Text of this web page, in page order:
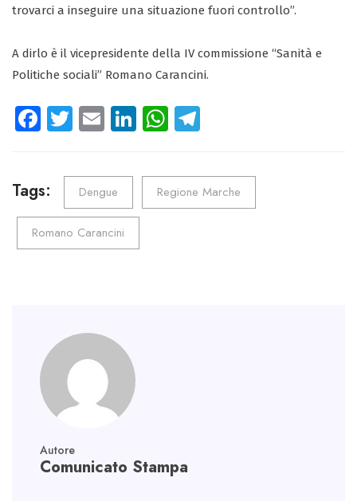
trovarci a inseguire una situazione fuori controllo”.
A dirlo è il vicepresidente della IV commissione “Sanità e
Politiche sociali” Romano Carancini.
Fa
o
ok
T
tt
er
E
ail
Li
e
n
W
ts
A
p
gr
a
m
Tags: Dengue Regione Marche
Romano Carancini
Autore
Comunicato Stampa